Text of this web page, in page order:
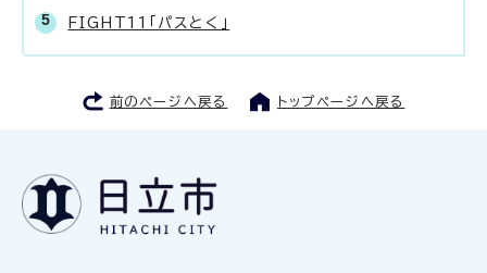
FIGHT11「パスとく」
前のページへ戻る トップページへ戻る